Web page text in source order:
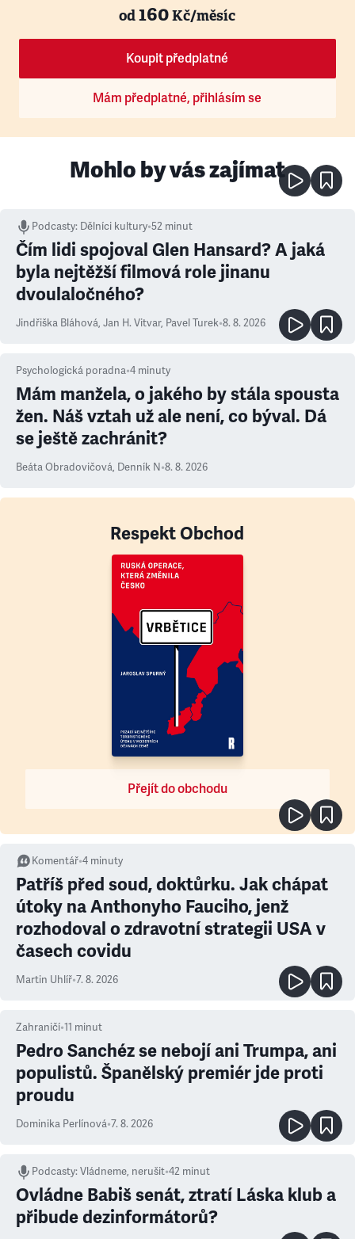
od160Kč/měsíc
Koupit předplatné
Mám předplatné, přihlásím se
Mohlo by vás zajímat
Podcasty: Dělníci kultury•52 minut
Čím lidi spojoval Glen Hansard? A jaká
byla nejtěžší filmová role jinanu
dvoulaločného?
Jindřiška Bláhová, Jan H. Vitvar, Pavel Turek•8. 8. 2026
Psychologická poradna•4 minuty
Mám manžela, o jakého by stála spousta
žen. Náš vztah už ale není, co býval. Dá
se ještě zachránit?
Beáta Obradovičová, Denník N•8. 8. 2026
Respekt Obchod
Přejít do obchodu
Komentář•4 minuty
Patříš před soud, doktůrku. Jak chápat
útoky na Anthonyho Fauciho, jenž
rozhodoval o zdravotní strategii USA v
časech covidu
Martin Uhlíř•7. 8. 2026
Zahraničí•11 minut
Pedro Sanchéz se nebojí ani Trumpa, ani
populistů. Španělský premiér jde proti
proudu
Dominika Perlínová•7. 8. 2026
Podcasty:Vládneme, nerušit•42 minut
Ovládne Babiš senát, ztratí Láska klub a
přibude dezinformátorů?